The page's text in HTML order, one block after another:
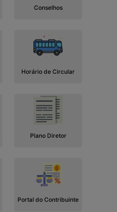
Conselhos
Horário de Circular
Plano Diretor
Portal do Contribuinte